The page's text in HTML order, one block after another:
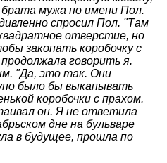
брата мужа по имени Пол.
спросил Пол. "Там
отверстие, но
закопать коробочку с
говорить я.
"Да, это так. Они
было бы выкапывать
коробочки с прахом.
он. Я не ответила
дне на бульваре
в будущее, прошла по